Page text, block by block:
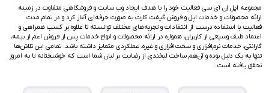
مجموعه اپل اِن آی سی فعالیت خود را با هدف ایجاد وب سایت و فروشگاهی متفاوت در زمینه
ارائه محصولات و خدمات اپل و فروش گیفت کارت به صورت حرفه‌ای آغاز کرد و در تمام مدت
فعالیت با استفاده درست از انتقادات و تجربه‌های مختلف توانسته تا علاوه بر کسب همراهی و
اعتماد طیف وسیعی از کاربران، همواره در ارائه محصولات و انواع خدمات پس از فروش اعم از بیمه،
گارانتی، خدمات نرم‌افزاری و سخت‌افزاری و غیره، عملکردی متمایز داشته باشد. تمامی این تلاش‌ها
تنها به یک دلیل بوده و آن‌هم ساخت لبخندی از رضایت بر لبان شما است که خوشبختانه تا به امروز
تحقق یافته است.